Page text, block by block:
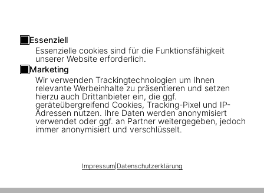
Essenziell
Essenzielle cookies sind für die Funktionsfähigkeit
unserer Website erforderlich.
Marketing
Wir verwenden Trackingtechnologien um Ihnen
relevante Werbeinhalte zu präsentieren und setzen
hierzu auch Drittanbieter ein, die ggf.
geräteübergreifend Cookies, Tracking-Pixel und IP-
Adressen nutzen. Ihre Daten werden anonymisiert
verwendet oder ggf. an Partner weitergegeben, jedoch
immer anonymisiert und verschlüsselt.
Impressum| Datenschutzerklärung
1 /29
XL
David LaChapelle. Lost and Found. Good
News. Art Edition
In den Warenkorb